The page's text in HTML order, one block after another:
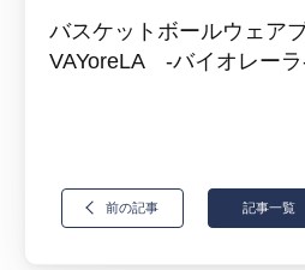
バスケットボールウェア
VAYoreLA -バイオレー
前の記事 記事一覧